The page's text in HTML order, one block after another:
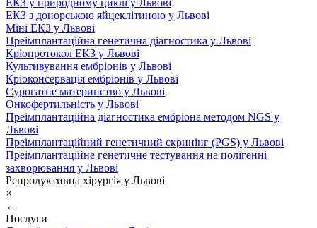
ЕКЗ у природному циклі у Львові
ЕКЗ з донорською яйцеклітиною у Львові
Міні ЕКЗ у Львові
Преімплантаційна генетична діагностика у Львові
Кріопротокол ЕКЗ у Львові
Культивування ембріонів у Львові
Кріоконсервація ембріонів у Львові
Сурогатне материнство у Львові
Онкофертильність у Львові
Преімплантаційна діагностика ембріона методом NGS у
Львові
Преімплантаційний генетичний скринінг (PGS) у Львові
Преімплантаційне генетичне тестування на полігенні
захворювання у Львові
Репродуктивна хірургія у Львові
×
←
Послуги